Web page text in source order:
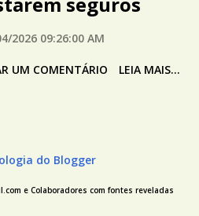
2026 09:26:00 AM
UM COMENTÁRIO LEIA MAIS...
do Blogger
e Colaboradores com fontes reveladas